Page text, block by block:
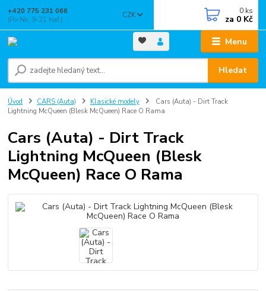
Menu
CZK
Hledat
+420 775 231 066
(Po-Ne, 9-21 hod.)
0 ks
za 0 Kč
Úvod CARS (Auta) Klasické modely
Cars (Auta) - Dirt Track
Lightning McQueen (Blesk McQueen) Race O Rama
Cars (Auta) - Dirt Track
Lightning McQueen (Blesk
McQueen) Race O Rama